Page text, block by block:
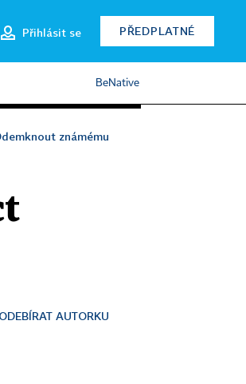
Přihlásit se PŘEDPLATNÉ
BeNative
známému
ODEBÍRAT AUTORKU